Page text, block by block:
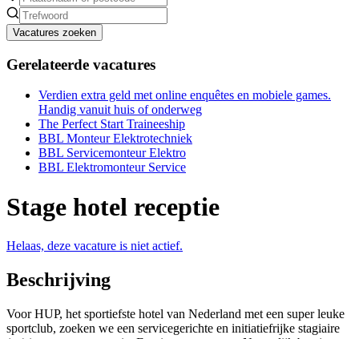
Vacatures zoeken
Gerelateerde vacatures
Verdien extra geld met online enquêtes en mobiele games.
Handig vanuit huis of onderweg
The Perfect Start Traineeship
BBL Monteur Elektrotechniek
BBL Servicemonteur Elektro
BBL Elektromonteur Service
Stage hotel receptie
Helaas, deze vacature is niet actief.
Beschrijving
Voor HUP, het sportiefste hotel van Nederland met een super leuke
sportclub, zoeken we een servicegerichte en initiatiefrijke stagiaire